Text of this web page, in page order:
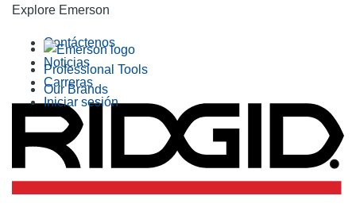
Explore Emerson
Professional Tools
Our Brands
Contáctenos
Noticias
Carreras
Iniciar sesión